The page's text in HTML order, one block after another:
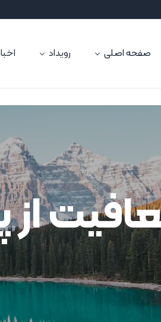
صفحه اصلی رویداد
از